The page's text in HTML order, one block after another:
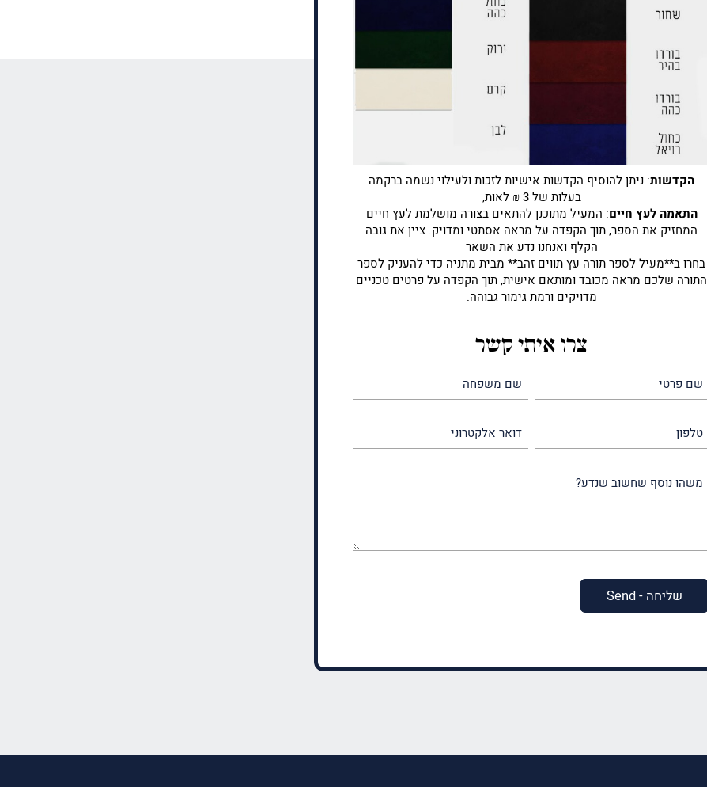
הקדשות: ניתן להוסיף הקדשות אישיות לזכות ולעילוי נשמה ברקמה
בעלות של 3 ₪ לאות,
התאמה לעץ חיים: המעיל מתוכנן להתאים בצורה מושלמת לעץ חיים
המחזיק את הספר, תוך הקפדה על מראה אסתטי ומדויק. ציין את גובה
הקלף ואנחנו נדע את השאר
בחרו ב**מעיל לספר תורה עץ תווים זהב** מבית מתניה כדי להעניק לספר
התורה שלכם מראה מכובד ומותאם אישית, תוך הקפדה על פרטים טכניים
מדויקים ורמת גימור גבוהה.
צרו איתי קשר